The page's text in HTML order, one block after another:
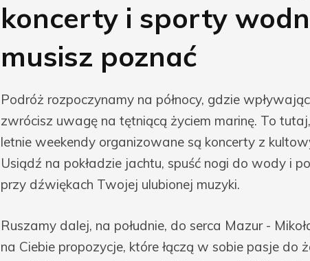
koncerty i sporty
musisz poznać
Podróż rozpoczynamy na północy, gdzie
zwrócisz uwagę na tętniącą życiem marinę. To
letnie weekendy organizowane są koncerty z
Usiądź na pokładzie jachtu, spuść nogi do wody i
przy dźwiękach Twojej ulubionej muzyki.
Ruszamy dalej, na południe, do serca Mazur -
na Ciebie propozycje, które łączą w sobie pasje do